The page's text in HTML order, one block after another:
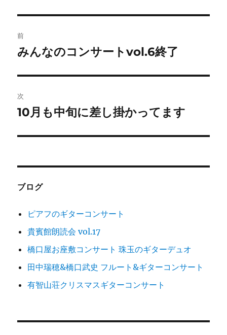
稿
ビ
ゲ
ー
前
前
投
稿:
みんなのコンサートvol.6終了
次
次
投
10月も中旬に差し掛かってます
ブログ
ピアフのギターコンサート
貴賓館朗読会 vol.17
橋口屋お座敷コンサート 珠玉のギターデュオ
田中瑞穂&橋口武史 フルート&ギターコンサート
有智山荘クリスマスギターコンサート